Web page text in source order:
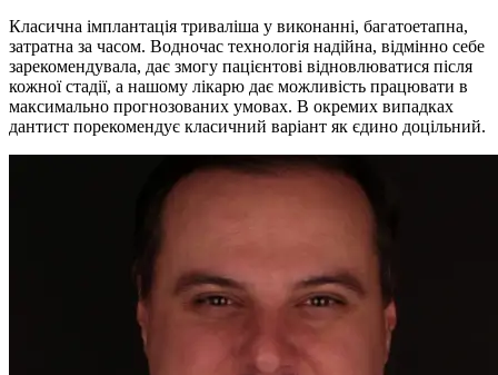
Класична імплантація триваліша у виконанні, багатоетапна,
затратна за часом. Водночас технологія надійна, відмінно себе
зарекомендувала, дає змогу пацієнтові відновлюватися після
кожної стадії, а нашому лікарю дає можливість працювати в
максимально прогнозованих умовах. В окремих випадках
дантист порекомендує класичний варіант як єдино доцільний.